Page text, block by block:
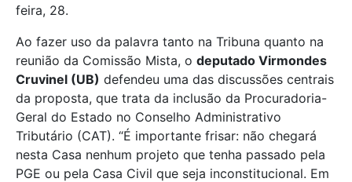
feira, 28.
Ao fazer uso da palavra tanto na Tribuna quanto na
reunião da Comissão Mista, o deputado Virmondes
Cruvinel (UB) defendeu uma das discussões centrais
da proposta, que trata da inclusão da Procuradoria-
Geral do Estado no Conselho Administrativo
Tributário (CAT). “É importante frisar: não chegará
nesta Casa nenhum projeto que tenha passado pela
PGE ou pela Casa Civil que seja inconstitucional. Em